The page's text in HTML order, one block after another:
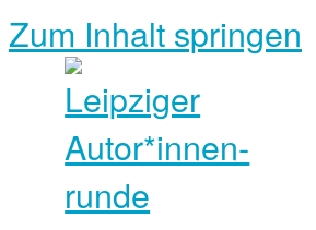
Zum Inhalt springen